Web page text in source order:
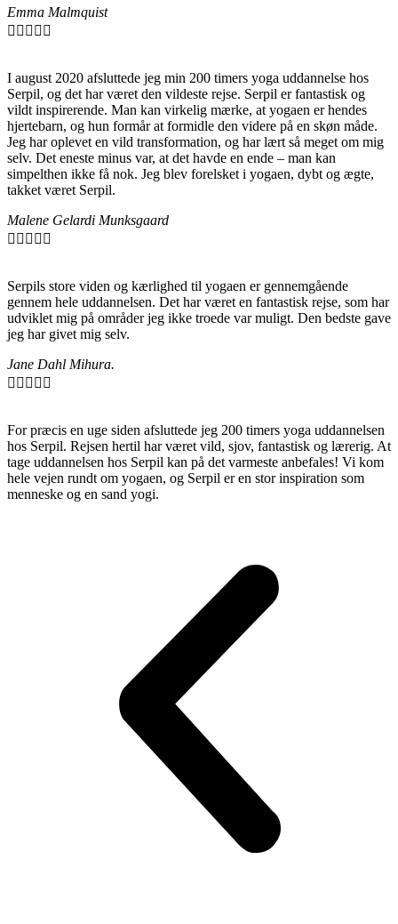
Emma Malmquist
    
I august 2020 afsluttede jeg min 200 timers yoga uddannelse hos
Serpil, og det har været den vildeste rejse. Serpil er fantastisk og
vildt inspirerende. Man kan virkelig mærke, at yogaen er hendes
hjertebarn, og hun formår at formidle den videre på en skøn måde.
Jeg har oplevet en vild transformation, og har lært så meget om mig
selv. Det eneste minus var, at det havde en ende – man kan
simpelthen ikke få nok. Jeg blev forelsket i yogaen, dybt og ægte,
takket været Serpil.
Malene Gelardi Munksgaard
    
Serpils store viden og kærlighed til yogaen er gennemgående
gennem hele uddannelsen. Det har været en fantastisk rejse, som har
udviklet mig på områder jeg ikke troede var muligt. Den bedste gave
jeg har givet mig selv.
Jane Dahl Mihura.
    
For præcis en uge siden afsluttede jeg 200 timers yoga uddannelsen
hos Serpil. Rejsen hertil har været vild, sjov, fantastisk og lærerig. At
tage uddannelsen hos Serpil kan på det varmeste anbefales! Vi kom
hele vejen rundt om yogaen, og Serpil er en stor inspiration som
menneske og en sand yogi.